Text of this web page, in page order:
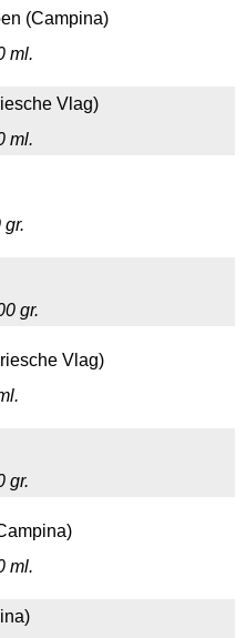
(Campina)
ml.
Vlag)
ml.
gr.
Vlag)
gr.
ml.